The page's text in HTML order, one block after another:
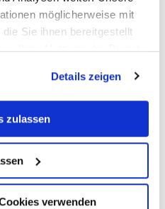
möglicherweise mit
Sie ihnen bereitgestellt
Ihrer Nutzung der Dienste
Details zeigen
zulassen
verwenden
Appartement